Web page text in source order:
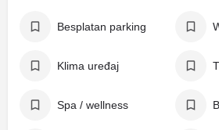
Besplatan parking
Klima uređaj
Spa / wellness